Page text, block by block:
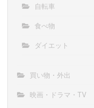
自転車
食べ物
ダイエット
買い物・外出
映画・ドラマ・TV